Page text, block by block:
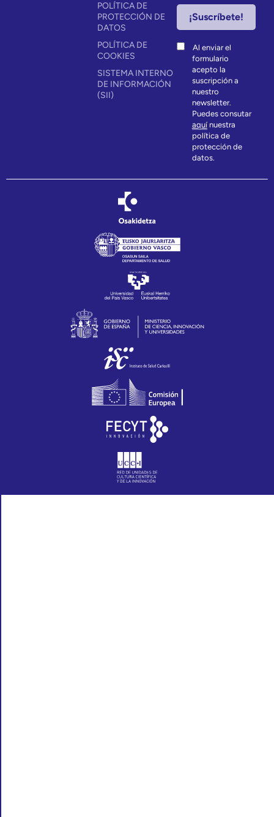
POLÍTICA DE
PROTECCIÓN DE
DATOS
POLÍTICA DE
COOKIES
SISTEMA INTERNO
DE INFORMACIÓN
(SII)
Al enviar el
formulario
acepto la
suscripción a
nuestro
newsletter.
Puedes consutar
aquínuestra
política de
protección de
datos.